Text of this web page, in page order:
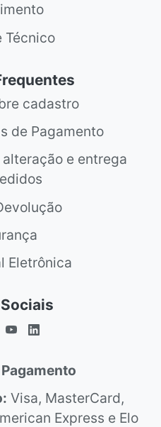
Técnico
cadastro
de Pagamento
e entrega
Eletrônica
Visa, MasterCard,
Express e Elo